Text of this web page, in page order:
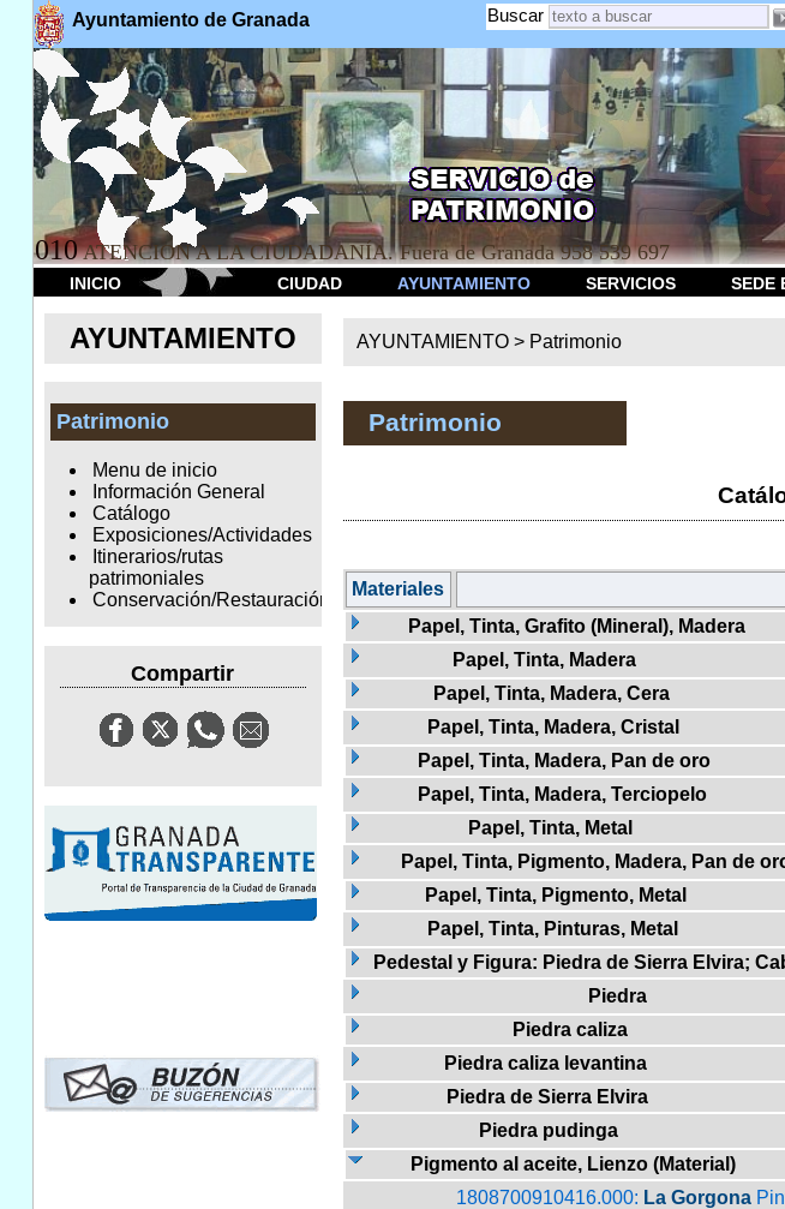
Ayuntamiento de Granada Buscar
010 ATENCION A LA CIUDADANÍA. Fuera de Granada 958 539 697
INICIO CIUDAD AYUNTAMIENTO SERVICIOS SEDE
AYUNTAMIENTO
Patrimonio
Menu de inicio
Información General
Catálogo
Exposiciones/Actividades
Itinerarios/rutas
patrimoniales
Conservación/Restauración
Compartir
AYUNTAMIENTO > Patrimonio
Patrimonio
Materiales
Papel, Tinta, Grafito (Mineral), Madera
Papel, Tinta, Madera
Papel, Tinta, Madera, Cera
Papel, Tinta, Madera, Cristal
Papel, Tinta, Madera, Pan de oro
Papel, Tinta, Madera, Terciopelo
Papel, Tinta, Metal
Papel, Tinta, Pigmento, Madera, Pan de
Papel, Tinta, Pigmento, Metal
Papel, Tinta, Pinturas, Metal
Pedestal y Figura: Piedra de Sierra Elvira;
Piedra
Piedra caliza
Piedra caliza levantina
Piedra de Sierra Elvira
Piedra pudinga
Pigmento al aceite, Lienzo (Material)
1808700910416.000: La Gorgona